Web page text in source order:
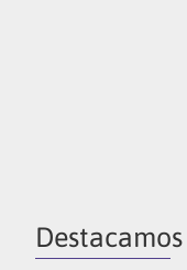
Destacamos